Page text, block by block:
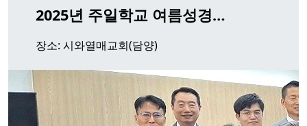
2025년 주일학교 여름성경…
장소: 시와열매교회(담양)